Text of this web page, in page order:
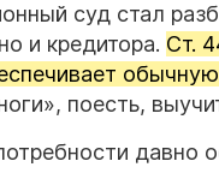
суд стал
и кредитора. Ст.
поесть,
давно